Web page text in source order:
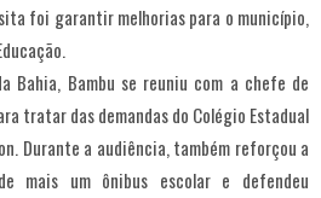
foi garantir melhorias para o município,
Bahia, Bambu se reuniu com a chefe de
tratar das demandas do Colégio Estadual
Durante a audiência, também reforçou a
mais um ônibus escolar e defendeu